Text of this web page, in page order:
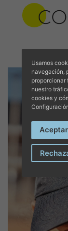
Usamos
navegación,
proporcionar
nuestro
cookies y